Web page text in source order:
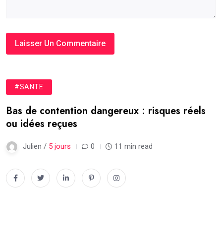
#SANTE
Bas de contention dangereux : risques réels
ou idées reçues
Julien / 5 jours 0 11 min read